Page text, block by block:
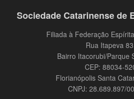
Sociedade Catarinense de
Filiada à Federação
Rua Itapeva
Bairro Itacorubi/Parque
CEP: 88034-
Florianópolis Santa
CNPJ: 28.689.897/